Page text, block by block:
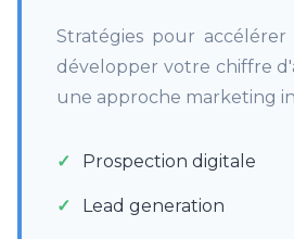
Stratégies pour accélérer
développer votre chiffre
une approche marketing
Prospection digitale
Lead generation